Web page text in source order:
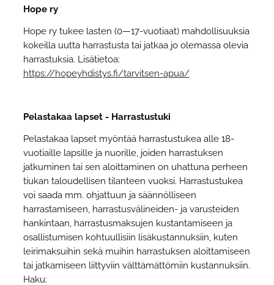
Hope ry
Hope ry tukee lasten (0—17-vuotiaat) mahdollisuuksia
kokeilla uutta harrastusta tai jatkaa jo olemassa olevia
harrastuksia. Lisätietoa:
https://hopeyhdistys.fi/tarvitsen-apua/
Pelastakaa lapset - Harrastustuki
Pelastakaa lapset myöntää harrastustukea alle 18-
vuotiaille lapsille ja nuorille, joiden harrastuksen
jatkuminen tai sen aloittaminen on uhattuna perheen
tiukan taloudellisen tilanteen vuoksi. Harrastustukea
voi saada mm. ohjattuun ja säännölliseen
harrastamiseen, harrastusvälineiden- ja varusteiden
hankintaan, harrastusmaksujen kustantamiseen ja
osallistumisen kohtuullisiin lisäkustannuksiin, kuten
leirimaksuihin sekä muihin harrastuksen aloittamiseen
tai jatkamiseen liittyviin välttämättömiin kustannuksiin.
Haku: